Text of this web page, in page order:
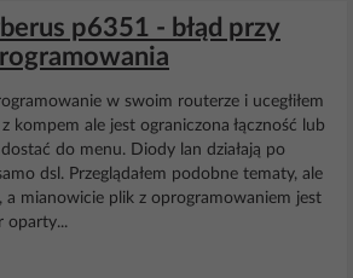
p6351 - błąd przy
w swoim routerze i ucegłiłem
kompem ale jest ograniczona łączność lub
do menu. Diody lan działają po
dsl. Przeglądałem podobne tematy, ale
a mianowicie plik z oprogramowaniem jest
oparty...